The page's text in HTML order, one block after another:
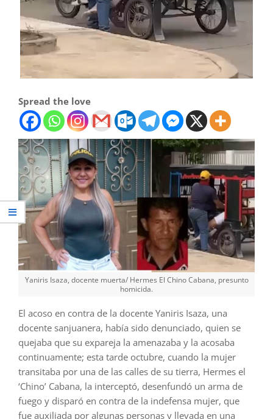
Spread the love
Yaniris Isaza, docente muerta/ Hermes El Chino Cabana, presunto
homicida.
El acoso en contra de la docente Yaniris Isaza, una
docente sanjuanera, había sido denunciado, quien se
quejaba que su expareja la amenazaba y la acosaba
continuamente; esta tarde octubre, cuando la mujer
transitaba por una de las calles de su tierra, Hermes el
‘Chino’ Cabana, la interceptó, desenfundó un arma de
fuego y disparó en contra de la indefensa mujer, que
fue auxiliada por algunas personas y llevada en una